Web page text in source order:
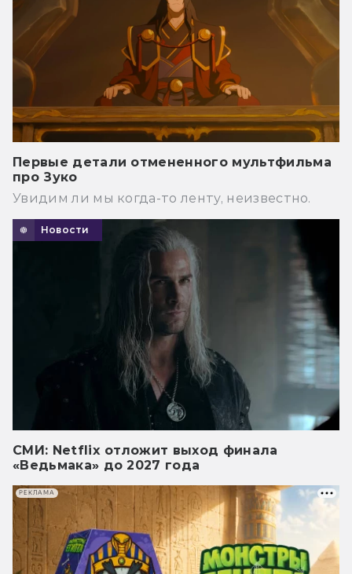
Первые детали отмененного мультфильма
про Зуко
Увидим ли мы когда-то ленту, неизвестно.
Новости
СМИ: Netflix отложит выход финала
«Ведьмака» до 2027 года
РЕКЛАМА